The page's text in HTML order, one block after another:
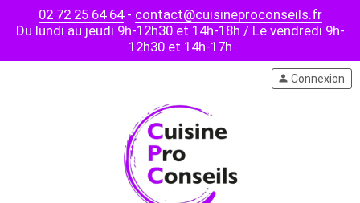
02 72 25 64 64- contact@cuisineproconseils.fr
Du lundi au jeudi 9h-12h30 et 14h-18h / Le vendredi 9h-
12h30 et 14h-17h
person Connexion